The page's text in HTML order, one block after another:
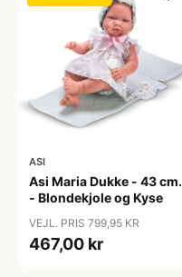
ASI
Asi Maria Dukke - 43 cm.
- Blondekjole og Kyse
VEJL. PRIS 799,95 KR
467,00 kr